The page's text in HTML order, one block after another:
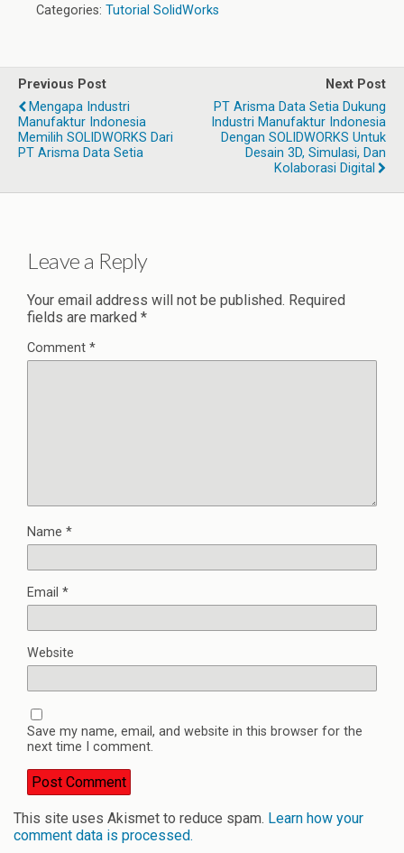
Categories: Tutorial SolidWorks
Previous Post
Mengapa Industri
Manufaktur Indonesia
Memilih SOLIDWORKS Dari
PT Arisma Data Setia
Next Post
PT Arisma Data Setia Dukung
Industri Manufaktur Indonesia
Dengan SOLIDWORKS Untuk
Desain 3D, Simulasi, Dan
Kolaborasi Digital
Leave a Reply
Your email address will not be published. Required
fields are marked *
Comment *
Name *
Email *
Website
Save my name, email, and website in this browser for the
next time I comment.
This site uses Akismet to reduce spam. Learn how your
comment data is processed.